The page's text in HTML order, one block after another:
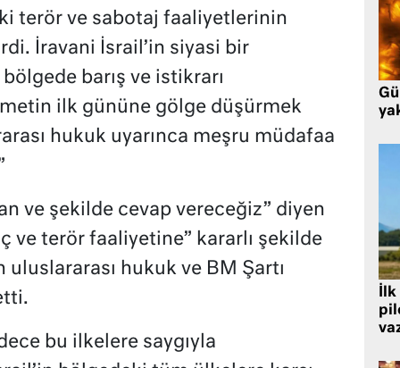
terör ve sabotaj faaliyetlerinin
İravani İsrail’in siyasi bir
barış ve istikrarı
ilk gününe gölge düşürmek
hukuk uyarınca meşru müdafaa
ve şekilde cevap vereceğiz” diyen
ve terör faaliyetine” kararlı şekilde
uluslararası hukuk ve BM Şartı
bu ilkelere saygıyla